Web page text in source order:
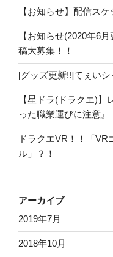
【お知らせ】配信ス
【お知らせ(2020年6
稿大募集！！
[グッズ更新!!]てぇい
【星ドラ(ドラクエ)
った職業運びに注意』
ドラクエVR！！「
ル」？！
アーカイブ
2019年7月
2018年10月